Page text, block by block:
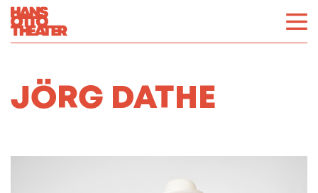
JÖRG DATHE